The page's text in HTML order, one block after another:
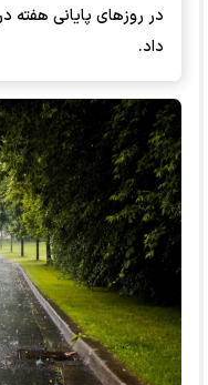
در روزهای پایانی
داد.